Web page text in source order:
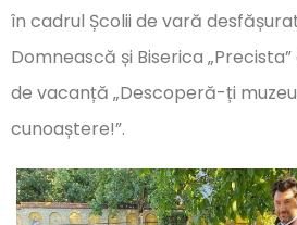
în cadrul Școlii de vară
Domnească și Biserica
de vacanță „Descoperă-ți
cunoaștere!”.